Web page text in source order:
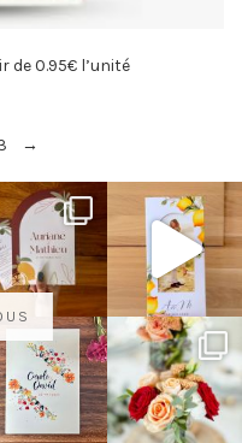
de 0.95€ l’unité
→